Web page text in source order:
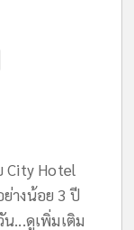
City Hotel
างน้อย 3 ปี
น...ดูเพิ่มเติม